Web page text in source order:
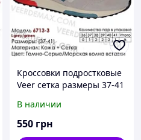
Кроссовки подростковые
Veer сетка размеры 37-41
Серый
В наличии
550 грн